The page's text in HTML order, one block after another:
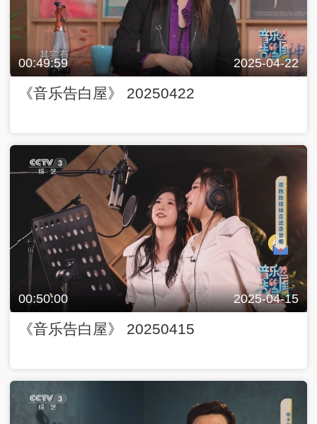
00:49:59 2025-04-22
《音乐告白屋》 20250422
00:50:00 2025-04-15
《音乐告白屋》 20250415